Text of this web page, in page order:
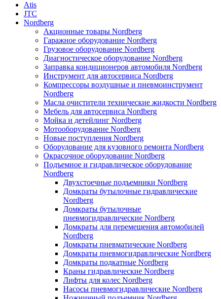
Atis
JTC
Nordberg
Акционные товары Nordberg
Гаражное оборудование Nordberg
Грузовое оборудование Nordberg
Диагностическое оборудование Nordberg
Заправка кондиционеров автомобиля Nordberg
Инструмент для автосервиса Nordberg
Компрессоры воздушные и пневмоинструмент
Nordberg
Масла очистители технические жидкости Nordberg
Мебель для автосервиса Nordberg
Мойка и детейлинг Nordberg
Мотооборудование Nordberg
Новые поступления Nordberg
Оборудование для кузовного ремонта Nordberg
Окрасочное оборудование Nordberg
Подъемное и гидравлическое оборудование
Nordberg
Двухстоечные подъемники Nordberg
Домкраты бутылочные гидравлические
Nordberg
Домкраты бутылочные
пневмогидравлические Nordberg
Домкраты для перемещения автомобилей
Nordberg
Домкраты пневматические Nordberg
Домкраты пневмогидравлические Nordberg
Домкраты подкатные Nordberg
Краны гидравлические Nordberg
Лифты для колес Nordberg
Насосы пневмогидравлические Nordberg